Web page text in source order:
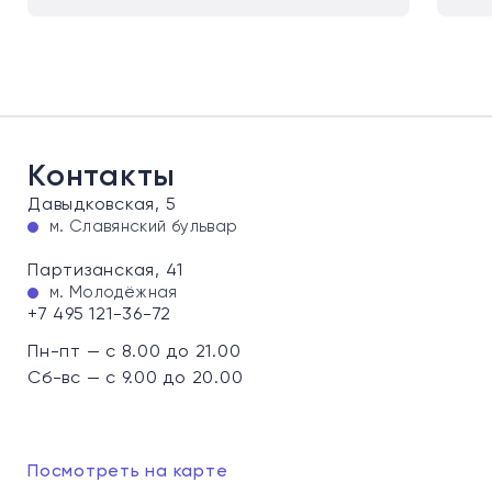
Контакты
Давыдковская, 5
м. Славянский бульвар
Партизанская, 41
м. Молодёжная
+7 495 121-36-72
Пн-пт — с 8.00 до 21.00
Сб-вс — с 9.00 до 20.00
Посмотреть на карте